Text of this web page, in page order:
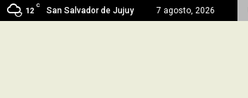
12
C
San Salvador de Jujuy 7 agosto, 2026
del pago de la tasa por…